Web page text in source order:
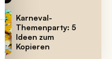
Karneval-
Themenparty: 5
Ideen zum
Kopieren